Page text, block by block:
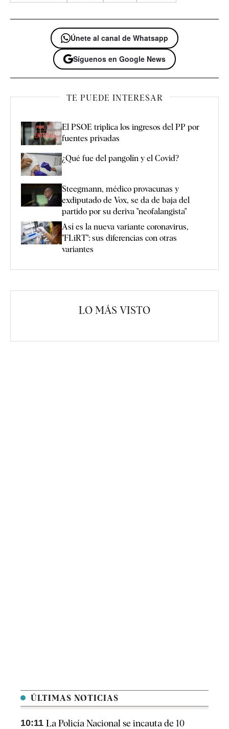
Únete al canal de Whatsapp
Síguenos en Google News
TE PUEDE INTERESAR
El PSOE triplica los ingresos del PP por
fuentes privadas
¿Qué fue del pangolín y el Covid?
Steegmann, médico provacunas y
exdiputado de Vox, se da de baja del
partido por su deriva "neofalangista"
Así es la nueva variante coronavirus,
"FLiRT": sus diferencias con otras
variantes
LO MÁS VISTO
ÚLTIMAS NOTICIAS
10:11 La Policía Nacional se incauta de 10